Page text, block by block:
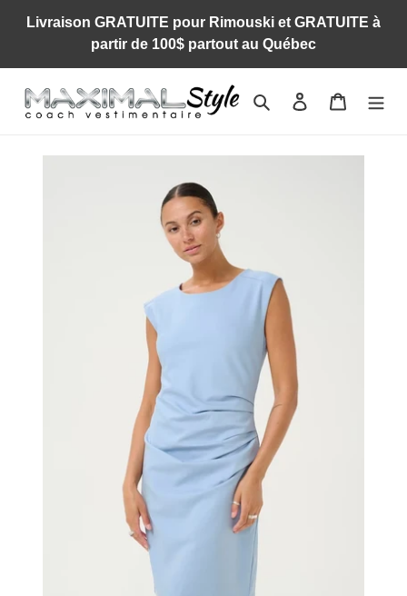
Livraison GRATUITE pour Rimouski et GRATUITE à
partir de 100$ partout au Québec
RechercherSe connecter
Panier